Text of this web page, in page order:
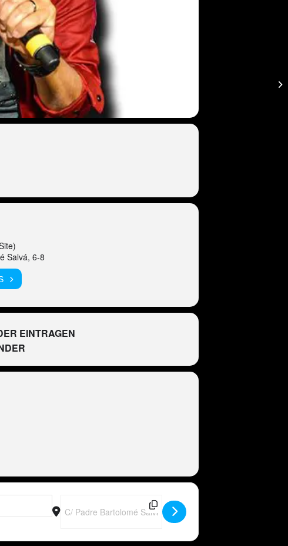
Salvá, 6-8
EINTRAGEN
Destination Address - Peter Wackel LIVE im Bierkönig,